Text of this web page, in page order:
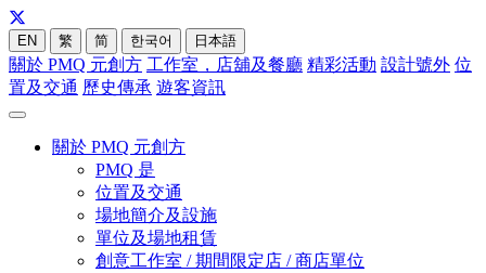
EN 繁 简 한국어 日本語
關於 PMQ 元創方 工作室，店舖及餐廳 精彩活動 設計號外 位
置及交通 歷史傳承 遊客資訊
關於 PMQ 元創方
PMQ 是
位置及交通
場地簡介及設施
單位及場地租賃
創意工作室 / 期間限定店 / 商店單位